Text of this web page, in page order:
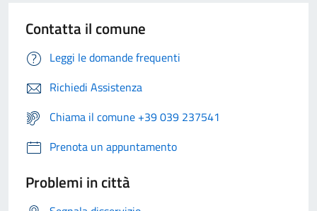
Contatta il comune
Leggi le domande frequenti
Richiedi Assistenza
Chiama il comune +39 039 237541
Prenota un appuntamento
Problemi in città